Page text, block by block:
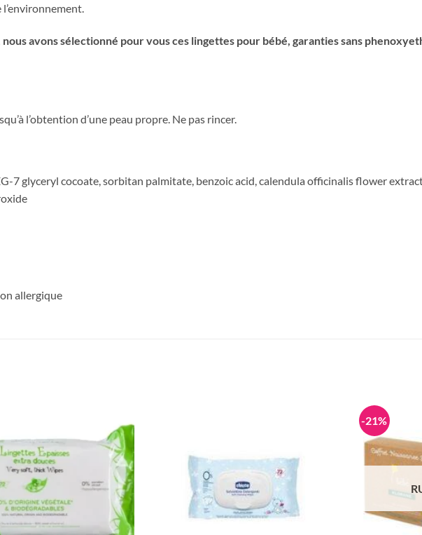
avons sélectionné pour vous ces lingettes pour bébé, garanties sans
l’obtention d’une peau propre. Ne pas rincer.
7 glyceryl cocoate, sorbitan palmitate, benzoic acid, calendula officinalis flower
allergique
-21%